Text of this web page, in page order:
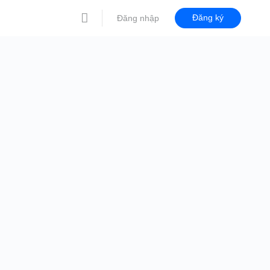
Đăng nhập Đăng ký